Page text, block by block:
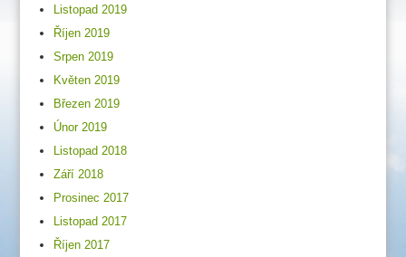
Listopad 2019
Říjen 2019
Srpen 2019
Květen 2019
Březen 2019
Únor 2019
Listopad 2018
Září 2018
Prosinec 2017
Listopad 2017
Říjen 2017